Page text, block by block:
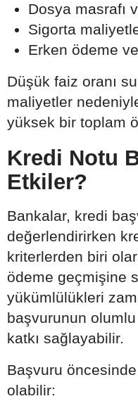
Dosya masrafı
Sigorta
Erken ödeme
Düşük faiz oranı
maliyetler
yüksek bir toplam
Kredi Notu
Etkiler?
Bankalar, kredi
değerlendirirken
kriterlerden biri
ödeme geçmişine
yükümlülükleri
başvurunun
katkı sağlayabilir.
Başvuru öncesinde
olabilir: